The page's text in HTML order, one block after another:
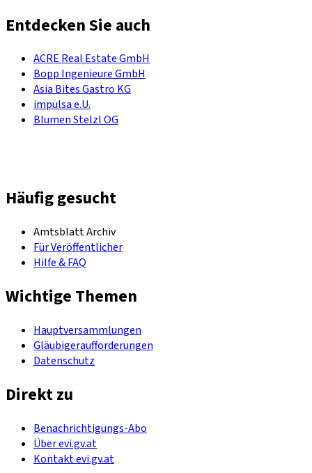
Entdecken Sie auch
ACRE Real Estate GmbH
Bopp Ingenieure GmbH
Asia Bites Gastro KG
impulsa e.U.
Blumen Stelzl OG
Häufig gesucht
Amtsblatt Archiv
Für Veröffentlicher
Hilfe & FAQ
Wichtige Themen
Hauptversammlungen
Gläubigeraufforderungen
Datenschutz
Direkt zu
Benachrichtigungs-Abo
Über evi.gv.at
Kontakt evi.gv.at